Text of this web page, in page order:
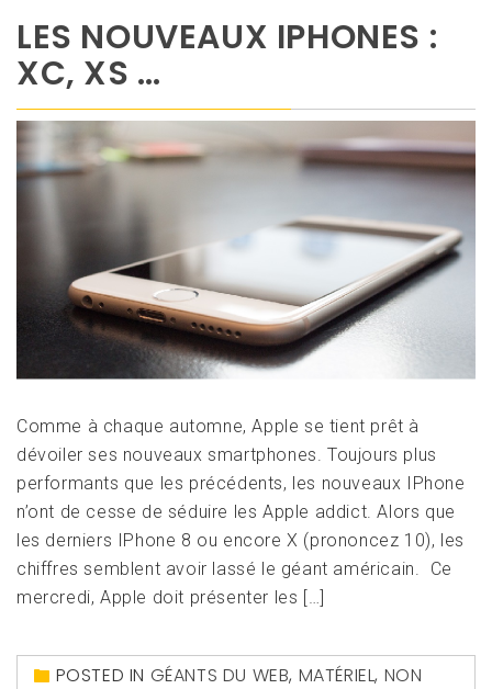
LES NOUVEAUX IPHONES :
XC, XS …
Comme à chaque automne, Apple se tient prêt à
dévoiler ses nouveaux smartphones. Toujours plus
performants que les précédents, les nouveaux IPhone
n’ont de cesse de séduire les Apple addict. Alors que
les derniers IPhone 8 ou encore X (prononcez 10), les
chiffres semblent avoir lassé le géant américain. Ce
mercredi, Apple doit présenter les […]
POSTED IN GÉANTS DU WEB, MATÉRIEL, NON